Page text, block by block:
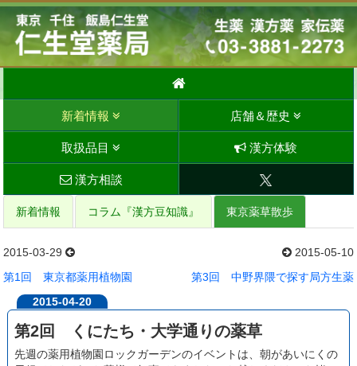
新着情報 店舗＆歴史
取扱品目 漢方体験
漢方相談
新着情報 コラム『漢方豆知識』 東京薬草散歩
2015-03-29
第1回 東京都薬用植物園
2015-05-10
第3回 中野界隈で探す局方生薬
2015-04-20
第2回 くにたち・大学通りの薬草
先週の薬用植物園ロックガーデンのイベントは、朝があいにくの